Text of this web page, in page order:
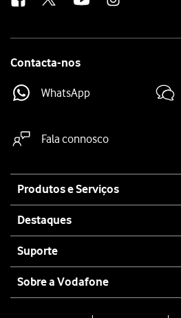
Contacta-nos
WhatsApp
Fala connosco
map
Produtos e Serviços
Destaques
Suporte
Sobre a Vodafone